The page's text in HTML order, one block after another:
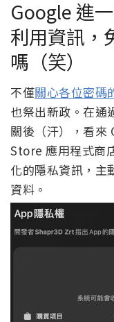
Google 進
利用資訊，
嗎（笑）
不僅關心各位密碼
也祭出新政。在通
關後（汗），看來
Store 應用程式商
化的隱私資訊，主
資料。